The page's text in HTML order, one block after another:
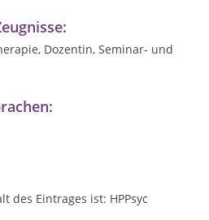
Dozentin, Seminar- und
des Eintrages ist: HPPsyc